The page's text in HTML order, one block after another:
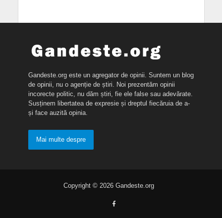
Gandeste.org este un agregator de opinii. Suntem un blog
de opinii, nu o agenție de știri. Noi prezentăm opinii
incorecte politic, nu dăm știri, fie ele false sau adevărate.
Susținem libertatea de expresie și dreptul fiecăruia de a-
și face auzită opinia.
Mai multe despre
Copyright © 2026 Gandeste.org